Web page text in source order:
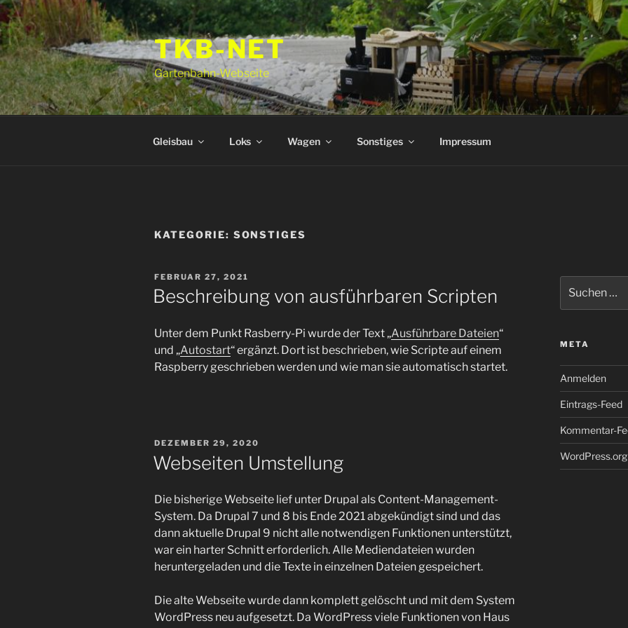
Zum
Inhalt
springen
TKB-NET
Gartenbahn-Webseite
Gleisbau Loks Wagen Sonstiges Impressum
KATEGORIE: SONSTIGES
VERÖFFENTLICHT
AM
FEBRUAR 27, 2021
Beschreibung von ausführbaren Scripten
Unter dem Punkt Rasberry-Pi wurde der Text „Ausführbare Dateien“
und „Autostart“ ergänzt. Dort ist beschrieben, wie Scripte auf einem
Raspberry geschrieben werden und wie man sie automatisch startet.
VERÖFFENTLICHT
DEZEMBER 29, 2020
Webseiten Umstellung
Die bisherige Webseite lief unter Drupal als Content-Management-
System. Da Drupal 7 und 8 bis Ende 2021 abgekündigt sind und das
dann aktuelle Drupal 9 nicht alle notwendigen Funktionen unterstützt,
war ein harter Schnitt erforderlich. Alle Mediendateien wurden
heruntergeladen und die Texte in einzelnen Dateien gespeichert.
Die alte Webseite wurde dann komplett gelöscht und mit dem System
WordPress neu aufgesetzt. Da WordPress viele Funktionen von Haus
nach:
META
Anmelden
Eintrags-Feed
Kommentar-
WordPress.org